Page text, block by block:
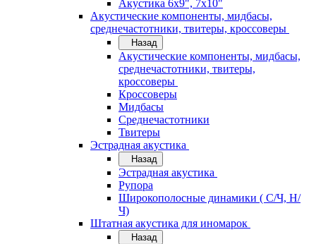
Акустика 6х9", 7х10"
Акустические компоненты, мидбасы,
среднечастотники, твитеры, кроссоверы
Назад
Акустические компоненты, мидбасы,
среднечастотники, твитеры,
кроссоверы
Кроссоверы
Мидбасы
Среднечастотники
Твитеры
Эстрадная акустика
Назад
Эстрадная акустика
Рупора
Широкополосные динамики ( С/Ч, Н/
Ч)
Штатная акустика для иномарок
Назад